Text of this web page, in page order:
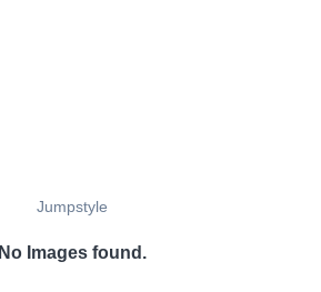
Jumpstyle
No Images found.